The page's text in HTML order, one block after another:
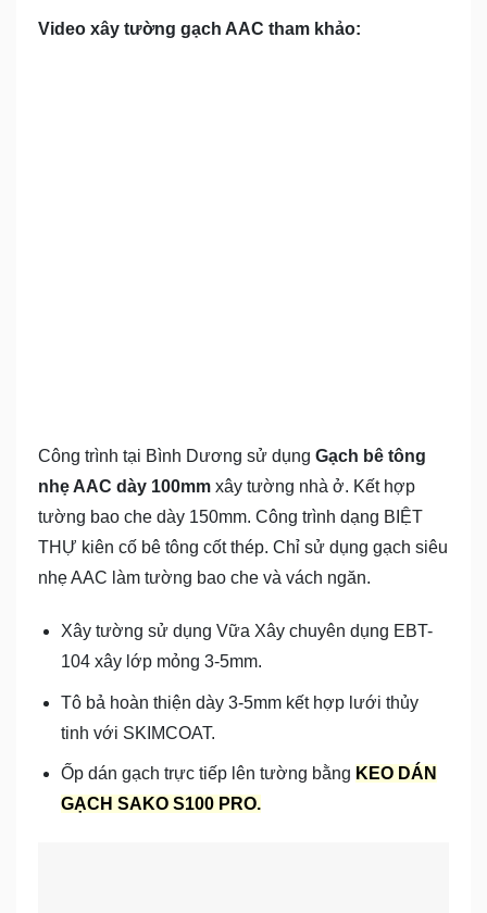
Video xây tường gạch AAC tham khảo:
Công trình tại Bình Dương sử dụng Gạch bê tông
nhẹ AAC dày 100mm xây tường nhà ở. Kết hợp
tường bao che dày 150mm. Công trình dạng BIỆT
THỰ kiên cố bê tông cốt thép. Chỉ sử dụng gạch siêu
nhẹ AAC làm tường bao che và vách ngăn.
Xây tường sử dụng Vữa Xây chuyên dụng EBT-
104 xây lớp mỏng 3-5mm.
Tô bả hoàn thiện dày 3-5mm kết hợp lưới thủy
tinh với SKIMCOAT.
Ốp dán gạch trực tiếp lên tường bằng KEO DÁN
GẠCH SAKO S100 PRO.